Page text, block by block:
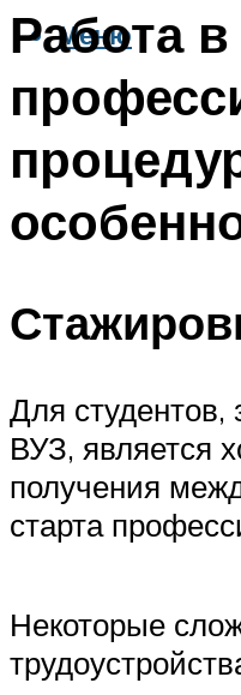
Меню
Работа
Для
ВУЗ, является
получения
старта
Некоторые